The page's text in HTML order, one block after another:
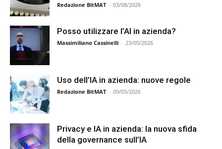
Redazione BitMAT - 03/08/2026
Posso utilizzare l’AI in azienda?
Massimiliano Cassinelli - 23/05/2026
Uso dell’IA in azienda: nuove regole
Redazione BitMAT - 09/05/2026
Privacy e IA in azienda: la nuova sfida
della governance sull’IA